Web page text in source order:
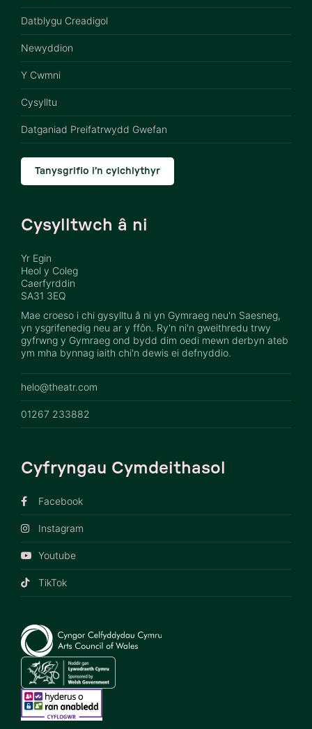
Datblygu Creadigol
Newyddion
Y Cwmni
Cysylltu
Datganiad Preifatrwydd Gwefan
Tanysgrifio i’n cylchlythyr
Cysylltwch â ni
Yr Egin
Heol y Coleg
Caerfyrddin
SA31 3EQ
Mae croeso i chi gysylltu â ni yn Gymraeg neu'n Saesneg,
yn ysgrifenedig neu ar y ffôn. Ry'n ni'n gweithredu trwy
gyfrwng y Gymraeg ond bydd dim oedi mewn derbyn ateb
ym mha bynnag iaith chi'n dewis ei defnyddio.
helo@theatr.com
01267 233882
Cyfryngau Cymdeithasol
Facebook
Instagram
Youtube
TikTok